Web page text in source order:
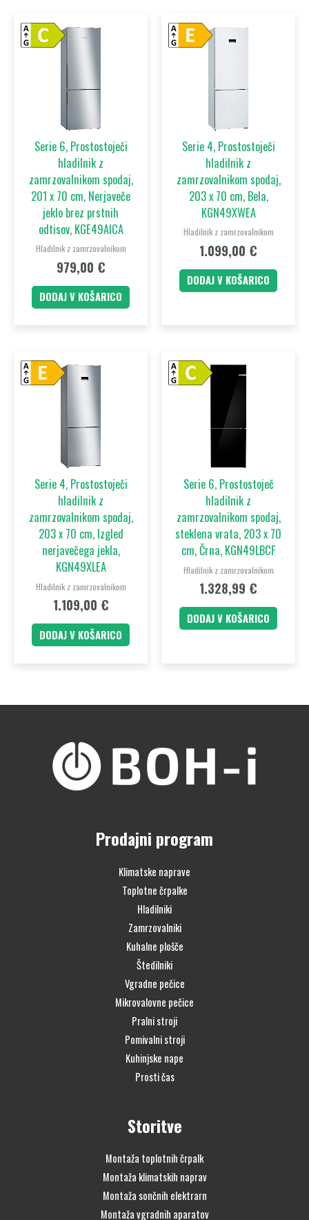
Serie 6, Prostostoječi
hladilnik z
zamrzovalnikom spodaj,
201 x 70 cm, Nerjaveče
jeklo brez prstnih
odtisov, KGE49AICA
Hladilnik z zamrzovalnikom
979,00 €
DODAJ V KOŠARICO
Serie 4, Prostostoječi
hladilnik z
zamrzovalnikom spodaj,
203 x 70 cm, Bela,
KGN49XWEA
Hladilnik z zamrzovalnikom
1.099,00 €
DODAJ V KOŠARICO
Serie 4, Prostostoječi
hladilnik z
zamrzovalnikom spodaj,
203 x 70 cm, Izgled
nerjavečega jekla,
KGN49XLEA
Hladilnik z zamrzovalnikom
1.109,00 €
DODAJ V KOŠARICO
Serie 6, Prostostoječ
hladilnik z
zamrzovalnikom spodaj,
steklena vrata, 203 x 70
cm, Črna, KGN49LBCF
Hladilnik z zamrzovalnikom
1.328,99 €
DODAJ V KOŠARICO
Prodajni program
Klimatske naprave
Toplotne črpalke
Hladilniki
Zamrzovalniki
Kuhalne plošče
Štedilniki
Vgradne pečice
Mikrovalovne pečice
Pralni stroji
Pomivalni stroji
Kuhinjske nape
Prosti čas
Storitve
Montaža toplotnih črpalk
Montaža klimatskih naprav
Montaža sončnih elektrarn
Montaža vgradnih aparatov